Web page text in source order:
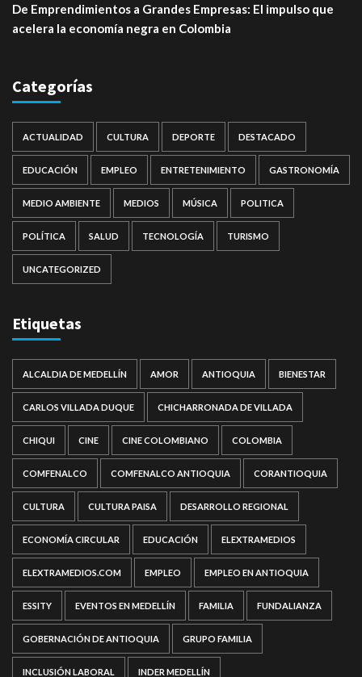
De Emprendimientos a Grandes Empresas: El impulso que
acelera la economía negra en Colombia
Categorías
ACTUALIDAD CULTURA DEPORTE DESTACADO
EDUCACIÓN EMPLEO ENTRETENIMIENTO GASTRONOMÍA
MEDIO AMBIENTE MEDIOS MÚSICA POLITICA
POLÍTICA SALUD TECNOLOGÍA TURISMO
UNCATEGORIZED
Etiquetas
ALCALDIA DE MEDELLÍN AMOR ANTIOQUIA BIENESTAR
CARLOS VILLADA DUQUE CHICHARRONADA DE VILLADA
CHIQUI CINE CINE COLOMBIANO COLOMBIA
COMFENALCO COMFENALCO ANTIOQUIA CORANTIOQUIA
CULTURA CULTURA PAISA DESARROLLO REGIONAL
ECONOMÍA CIRCULAR EDUCACIÓN ELEXTRAMEDIOS
ELEXTRAMEDIOS.COM EMPLEO EMPLEO EN ANTIOQUIA
ESSITY EVENTOS EN MEDELLÍN FAMILIA FUNDALIANZA
GOBERNACIÓN DE ANTIOQUIA GRUPO FAMILIA
INCLUSIÓN LABORAL INDER MEDELLÍN